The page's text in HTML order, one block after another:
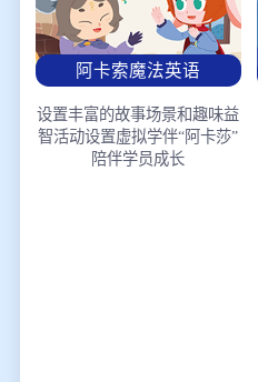
阿卡索魔法英语
设置丰富的故事场景和趣味益
智活动设置虚拟学伴“阿卡莎”
陪伴学员成长